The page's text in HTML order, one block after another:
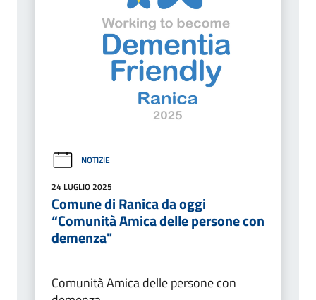
NOTIZIE
24 LUGLIO 2025
Comune di Ranica da oggi
“Comunità Amica delle persone con
demenza"
Comunità Amica delle persone con